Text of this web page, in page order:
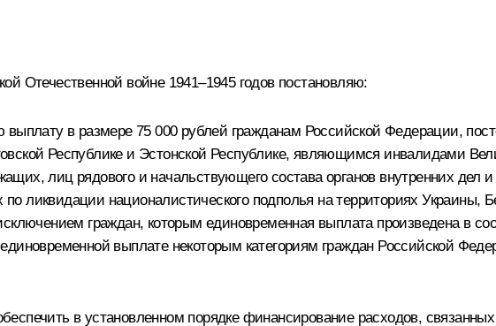
Отечественной войне 1941–1945 годов постановляю:
выплату в размере 75 000 рублей гражданам Российской Федерации,
Республике и Эстонской Республике, являющимся инвалидами
лиц рядового и начальствующего состава органов внутренних дел и
ликвидации националистического подполья на территориях
граждан, которым единовременная выплата произведена в
выплате некоторым категориям граждан Российской
в установленном порядке финансирование расходов,